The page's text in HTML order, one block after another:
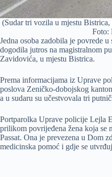
(Sudar tri vozila u mjestu Bistrica,
Foto:
Jedna osoba zadobila je povrede
dogodila jutros na magistralnom
Zavidovića, u mjestu Bistrica.
Prema informacijama iz Uprave
poslova Zeničko-dobojskog
a u sudaru su učestvovala tri
Portparolka Uprave policije Lejla
prilikom povrijeđena žena koja se
Passat. Ona je prevezena u Dom
medicinska pomoć i gdje se